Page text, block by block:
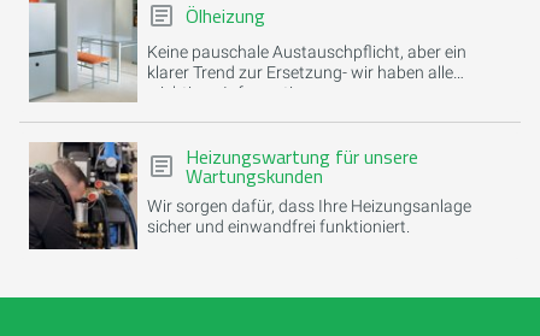
Ölheizung
Keine pauschale Austauschpflicht, aber ein
klarer Trend zur Ersetzung- wir haben alle
wichtigen Informationen.
Heizungswartung für unsere
Wartungskunden
Wir sorgen dafür, dass Ihre Heizungsanlage
sicher und einwandfrei funktioniert.